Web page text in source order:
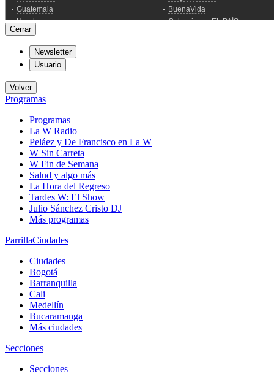
Cerrar
Newsletter
Usuario
Volver
Programas
Programas
La W Radio
Peláez y De Francisco en La W
W Sin Carreta
W Fin de Semana
Salud y algo más
La Hora del Regreso
Tardes W: El Show
Julio Sánchez Cristo DJ
Más programas
ParrillaCiudades
Ciudades
Bogotá
Barranquilla
Cali
Medellín
Bucaramanga
Más ciudades
Secciones
Secciones